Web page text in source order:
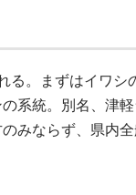
る。まずはイワシ
系統。別名、津
みならず、県内全